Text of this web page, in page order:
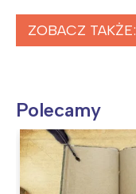
ZOBACZ TAKŻE:
Polecamy